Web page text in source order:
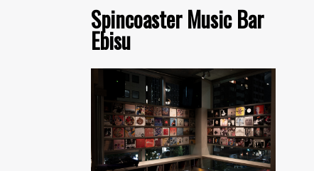
Spincoaster Music Bar
Ebisu